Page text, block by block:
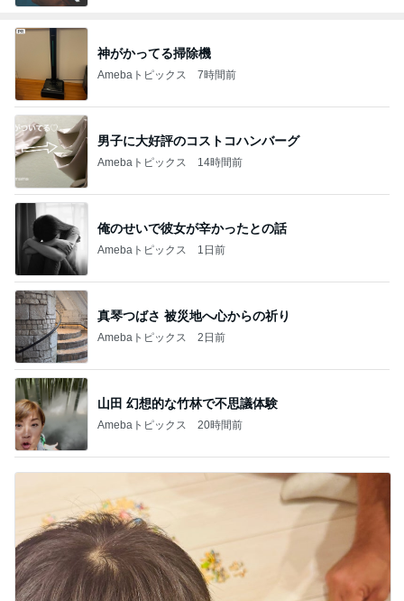
神がかってる掃除機
Amebaトピックス 7時間前
男子に大好評のコストコハンバーグ
Amebaトピックス 14時間前
俺のせいで彼女が辛かったとの話
Amebaトピックス 1日前
真琴つばさ 被災地へ心からの祈り
Amebaトピックス 2日前
山田 幻想的な竹林で不思議体験
Amebaトピックス 20時間前